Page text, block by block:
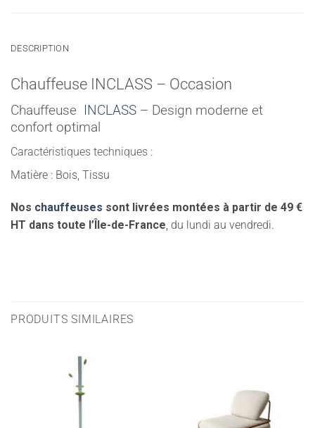
DESCRIPTION
Chauffeuse INCLASS – Occasion
Chauffeuse INCLASS – Design moderne et
confort optimal
Caractéristiques techniques :
Matière : Bois, Tissu
Nos chauffeuses sont livrées montées à partir de 49 €
HT dans toute l’Île-de-France , du lundi au vendredi.
PRODUITS SIMILAIRES